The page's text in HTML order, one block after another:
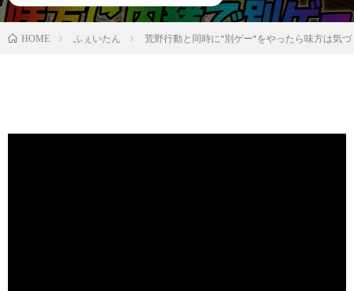
HOME ふぇいたん 荒野行動と同時に"別ゲー"をやったら味方は気